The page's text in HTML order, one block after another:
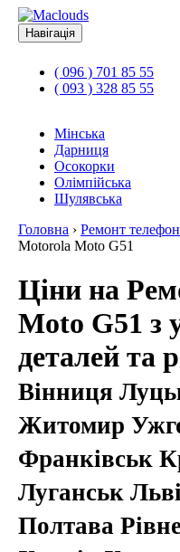
Навігація
( 096 ) 701 85 55
( 093 ) 328 85 55
Мінська
Дарниця
Осокорки
Олімпійська
Шулявська
Головна › Ремонт
Motorola Moto G51
Ціни на
Moto G51 з
деталей та
Вінниця
Житомир
Франківськ
Луганськ
Полтава